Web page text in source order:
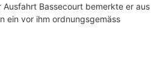
Bassecourt bemerkte er aus
ein vor ihm ordnungsgemäss